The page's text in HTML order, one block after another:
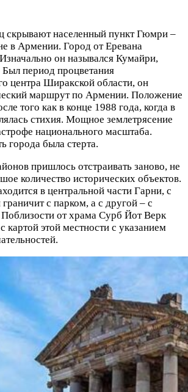
скрывают населенный пункт Гюмри –
в Армении. Город от Еревана
он назывался Кумайри,
Был период процветания
центра Ширакской области, он
маршрут по Армении. Положение
того как в конце 1988 года, когда в
стихия. Мощное землетрясение
национального масштаба.
города была стерта.
пришлось отстраивать заново, не
количество исторических объектов.
в центральной части Гарни, с
с парком, а с другой – с
от храма Сурб Йот Верк
картой этой местности с указанием